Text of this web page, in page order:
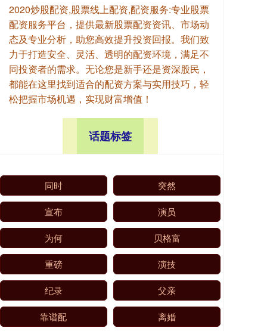
2020炒股配资,股票线上配资,配资服务:专业股票
配资服务平台，提供最新股票配资资讯、市场动
态及专业分析，助您高效提升投资回报。我们致
力于打造安全、灵活、透明的配资环境，满足不
同投资者的需求。无论您是新手还是资深股民，
都能在这里找到适合的配资方案与实用技巧，轻
松把握市场机遇，实现财富增值！
话题标签
同时 突然
宣布 演员
为何 贝格富
重磅 演技
纪录 父亲
靠谱配 离婚